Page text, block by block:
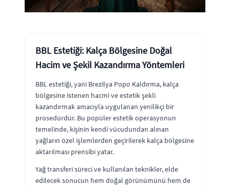
BBL Estetiği: Kalça Bölgesine Doğal
Hacim ve Şekil Kazandırma Yöntemleri
BBL estetiği, yani Brezilya Popo Kaldırma, kalça
bölgesine istenen hacmi ve estetik şekli
kazandırmak amacıyla uygulanan yenilikçi bir
prosedürdür. Bu popüler estetik operasyonun
temelinde, kişinin kendi vücudundan alınan
yağların özel işlemlerden geçirilerek kalça bölgesine
aktarılması prensibi yatar.
Yağ transferi süreci ve kullanılan teknikler, elde
edilecek sonucun hem doğal görünümünü hem de